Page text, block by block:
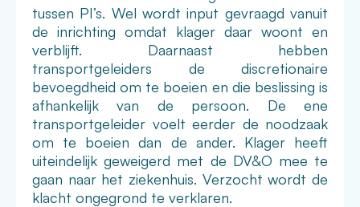
tussen PI’s. Wel wordt input gevraagd vanuit
de inrichting omdat klager daar woont en
verblijft. Daarnaast hebben
transportgeleiders de discretionaire
bevoegdheid om te boeien en die beslissing is
afhankelijk van de persoon. De ene
transportgeleider voelt eerder de noodzaak
om te boeien dan de ander. Klager heeft
uiteindelijk geweigerd met de DV&O mee te
gaan naar het ziekenhuis. Verzocht wordt de
klacht ongegrond te verklaren.